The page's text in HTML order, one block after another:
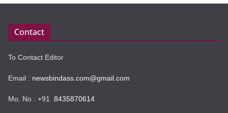
Contact
To Contact Editor
Email : newsbindass.com@gmail.com
Mo. No : +91 8435870614